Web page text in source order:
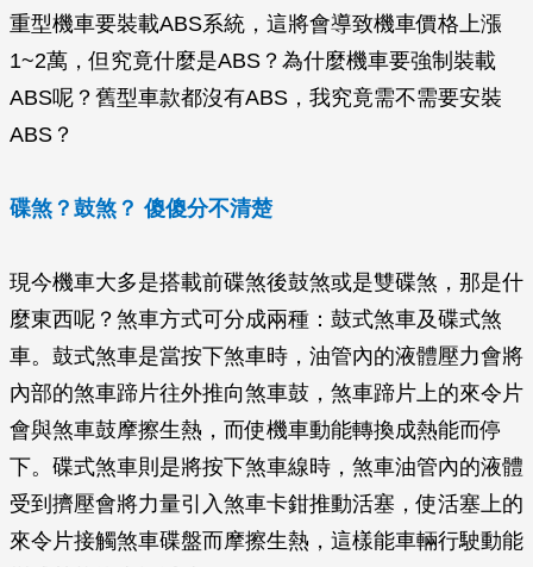
重型機車要裝載ABS系統，這將會導致機車價格上漲
1~2萬，但究竟什麼是ABS？為什麼機車要強制裝載
ABS呢？舊型車款都沒有ABS，我究竟需不需要安裝
ABS？
碟煞？鼓煞？ 傻傻分不清楚
現今機車大多是搭載前碟煞後鼓煞或是雙碟煞，那是什
麼東西呢？煞車方式可分成兩種：鼓式煞車及碟式煞
車。鼓式煞車是當按下煞車時，油管內的液體壓力會將
內部的煞車蹄片往外推向煞車鼓，煞車蹄片上的來令片
會與煞車鼓摩擦生熱，而使機車動能轉換成熱能而停
下。碟式煞車則是將按下煞車線時，煞車油管內的液體
受到擠壓會將力量引入煞車卡鉗推動活塞，使活塞上的
來令片接觸煞車碟盤而摩擦生熱，這樣能車輛行駛動能